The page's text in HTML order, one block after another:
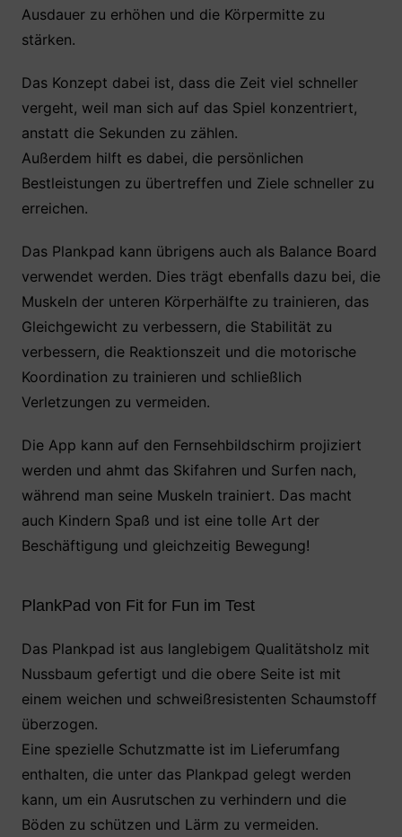
Ausdauer zu erhöhen und die Körpermitte zu
stärken.
Das Konzept dabei ist, dass die Zeit viel schneller
vergeht, weil man sich auf das Spiel konzentriert,
anstatt die Sekunden zu zählen.
Außerdem hilft es dabei, die persönlichen
Bestleistungen zu übertreffen und Ziele schneller zu
erreichen.
Das Plankpad kann übrigens auch als Balance Board
verwendet werden. Dies trägt ebenfalls dazu bei, die
Muskeln der unteren Körperhälfte zu trainieren, das
Gleichgewicht zu verbessern, die Stabilität zu
verbessern, die Reaktionszeit und die motorische
Koordination zu trainieren und schließlich
Verletzungen zu vermeiden.
Die App kann auf den Fernsehbildschirm projiziert
werden und ahmt das Skifahren und Surfen nach,
während man seine Muskeln trainiert. Das macht
auch Kindern Spaß und ist eine tolle Art der
Beschäftigung und gleichzeitig Bewegung!
PlankPad von Fit for Fun im Test
Das Plankpad ist aus langlebigem Qualitätsholz mit
Nussbaum gefertigt und die obere Seite ist mit
einem weichen und schweißresistenten Schaumstoff
überzogen.
Eine spezielle Schutzmatte ist im Lieferumfang
enthalten, die unter das Plankpad gelegt werden
kann, um ein Ausrutschen zu verhindern und die
Böden zu schützen und Lärm zu vermeiden.